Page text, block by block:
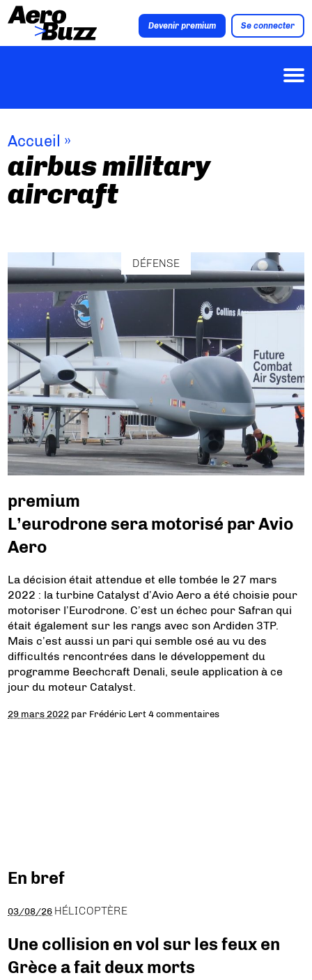
Devenir premium Se connecter
Accueil »
airbus military
aircraft
DÉFENSE
premium
L’eurodrone sera motorisé par Avio
Aero
La décision était attendue et elle tombée le 27 mars
2022 : la turbine Catalyst d’Avio Aero a été choisie pour
motoriser l’Eurodrone. C’est un échec pour Safran qui
était également sur les rangs avec son Ardiden 3TP.
Mais c’est aussi un pari qui semble osé au vu des
difficultés rencontrées dans le développement du
programme Beechcraft Denali, seule application à ce
jour du moteur Catalyst.
29 mars 2022 par Frédéric Lert 4 commentaires
En bref
03/08/26 HÉLICOPTÈRE
Une collision en vol sur les feux en
Grèce a fait deux morts